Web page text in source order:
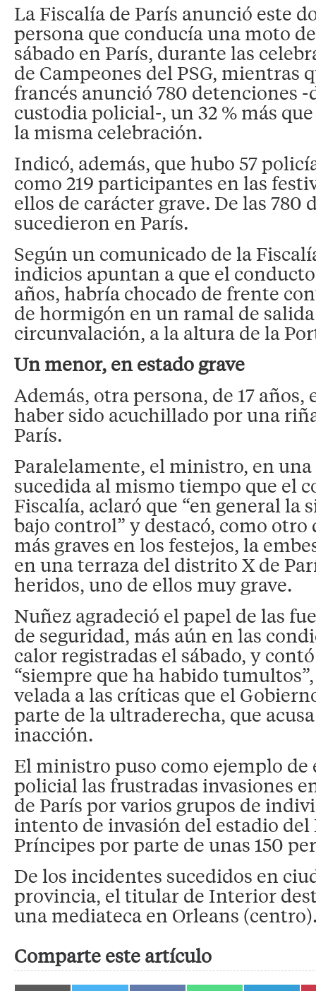
La Fiscalía de París anunció este
persona que conducía una moto
sábado en París, durante las
de Campeones del PSG, mientras
francés anunció 780 detenciones -
custodia policial-, un 32 % más
la misma celebración.
Indicó, además, que hubo 57
como 219 participantes en las
ellos de carácter grave. De las 780
sucedieron en París.
Según un comunicado de la
indicios apuntan a que el
años, habría chocado de frente
de hormigón en un ramal de
circunvalación, a la altura de la
Un menor, en estado grave
Además, otra persona, de 17 años,
haber sido acuchillado por una
París.
Paralelamente, el ministro, en
sucedida al mismo tiempo que el
Fiscalía, aclaró que “en general la
bajo control” y destacó, como
más graves en los festejos, la
en una terraza del distrito X de
heridos, uno de ellos muy grave.
Nuñez agradeció el papel de las
de seguridad, más aún en las
calor registradas el sábado, y
“siempre que ha habido
velada a las críticas que el
parte de la ultraderecha, que
inacción.
El ministro puso como ejemplo de
policial las frustradas invasiones
de París por varios grupos de
intento de invasión del estadio del
Príncipes por parte de unas 150
De los incidentes sucedidos en
provincia, el titular de Interior
una mediateca en Orleans
Comparte este artículo